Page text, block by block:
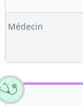
Médecin